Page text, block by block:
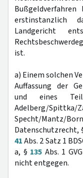
erstinstanzlich
Landgericht
ist.
a) Einem solchen
Auffassung der
und eines
Adelberg/
Specht/Mantz/
Datenschutzrecht,
41Abs. 2 Satz 1
a, § 135 Abs. 1
nicht entgegen.